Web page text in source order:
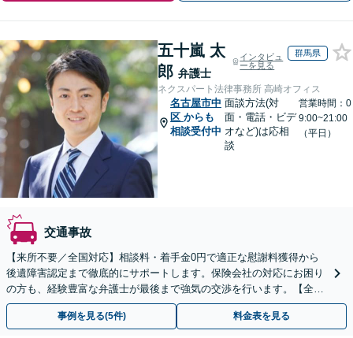
五十嵐 太
郎 弁護士
インタビュ
ーを見る
群馬県
ネクスパート法律事務所 高崎オフィス
名古屋市中
区 からも
相談受付中
面談方法(対
面・電話・ビデ
オなど)は応相
談
営業時間：0
9:00~21:00
（平日）
交通事故
【来所不要／全国対応】相談料・着手金0円で適正な慰謝料獲得から
後遺障害認定まで徹底的にサポートします。保険会社の対応にお困り
の方も、経験豊富な弁護士が最後まで強気の交渉を行います。【全国
13拠点】お気軽にご相談ください。
事例を見る(5件) 料金表を見る